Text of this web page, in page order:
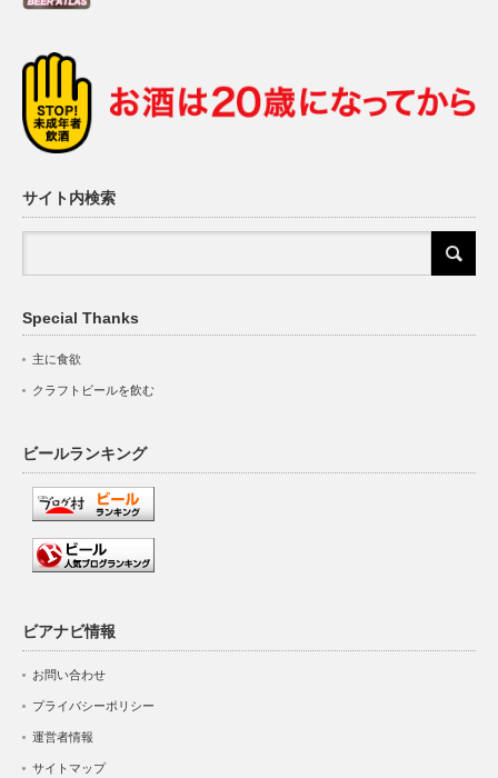
サイト内検索
Special Thanks
主に食欲
クラフトビールを飲む
ビールランキング
ビアナビ情報
お問い合わせ
プライバシーポリシー
運営者情報
サイトマップ